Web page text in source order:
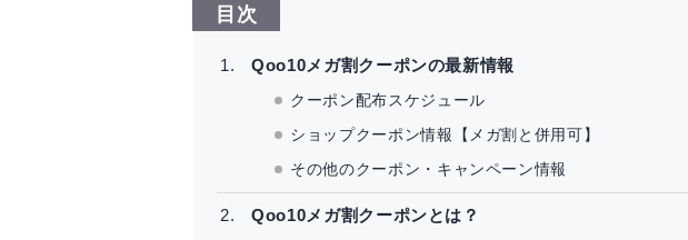
目次
Qoo10メガ割クーポンの最新情報
クーポン配布スケジュール
ショップクーポン情報【メガ割と併用可】
その他のクーポン・キャンペーン情報
Qoo10メガ割クーポンとは？